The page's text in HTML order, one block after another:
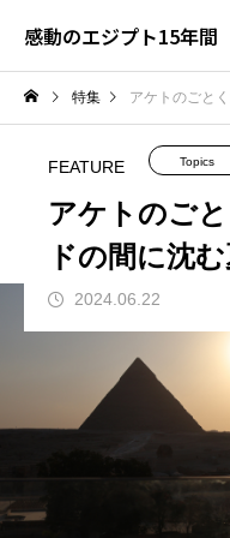
感動のエジプト15年
特集 アケトのごと
FEATURE Topics
アケトのご
ドの間に沈
2024.06.22